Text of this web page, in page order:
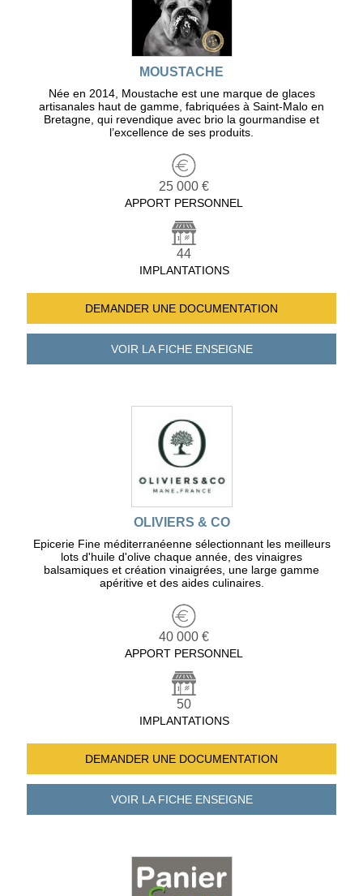
MOUSTACHE
Née en 2014, Moustache est une marque de glaces
artisanales haut de gamme, fabriquées à Saint-Malo en
Bretagne, qui revendique avec brio la gourmandise et
l’excellence de ses produits.
25 000 €
APPORT PERSONNEL
44
IMPLANTATIONS
DEMANDER UNE DOCUMENTATION
VOIR LA FICHEENSEIGNE
OLIVIERS & CO
Epicerie Fine méditerranéenne sélectionnant les meilleurs
lots d'huile d'olive chaque année, des vinaigres
balsamiques et création vinaigrées, une large gamme
apéritive et des aides culinaires.
40 000 €
APPORT PERSONNEL
50
IMPLANTATIONS
DEMANDER UNE DOCUMENTATION
VOIR LA FICHEENSEIGNE